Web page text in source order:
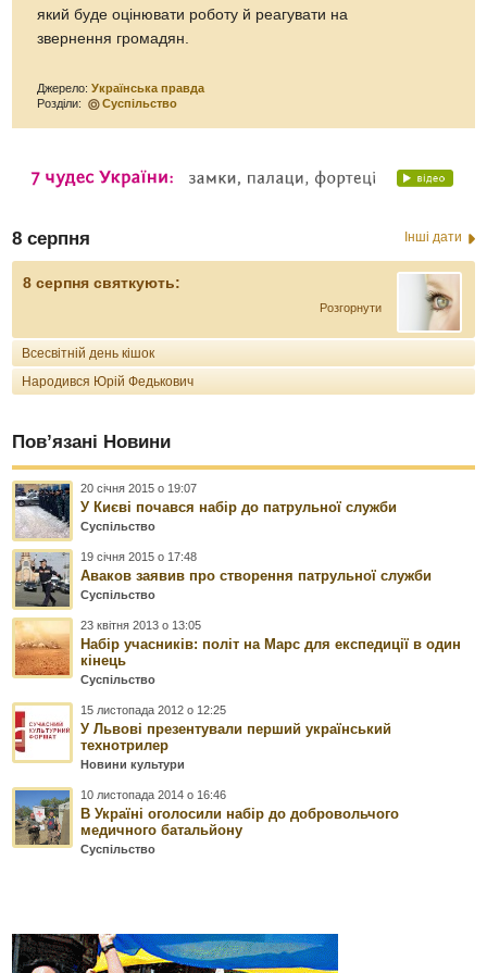
який буде оцінювати роботу й реагувати на
звернення громадян.
Джерело:Українська правда
Розділи:
Суспільство
8 серпня Інші дати
8 серпня святкують:
Розгорнути
Всесвітній день кішок
Народився Юрій Федькович
Пов’язані Новини
20 січня 2015 о 19:07
У Києві почався набір до патрульної служби
Суспільство
19 січня 2015 о 17:48
Аваков заявив про створення патрульної служби
Суспільство
23 квітня 2013 о 13:05
Набір учасників: політ на Марс для експедиції в один
кінець
Суспільство
15 листопада 2012 о 12:25
У Львові презентували перший український
технотрилер
Новини культури
10 листопада 2014 о 16:46
В Україні оголосили набір до добровольчого
медичного батальйону
Суспільство